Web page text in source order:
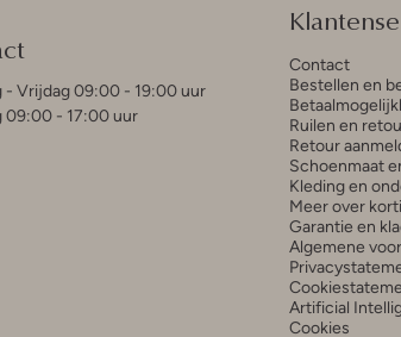
- Vrijdag 09:00 - 19:00 uur
09:00 - 17:00 uur
Contact
Bestellen en
Ruilen en
Retour
Schoenmaat
Kleding en
Meer over
Garantie en
Algemene
Artificial
Cookies